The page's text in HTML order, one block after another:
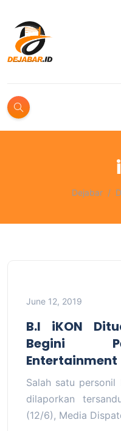
Dejabar
June 12, 2019
B.I iKON
Begini
Entertainment
Salah satu
dilaporkan
(12/6), Media